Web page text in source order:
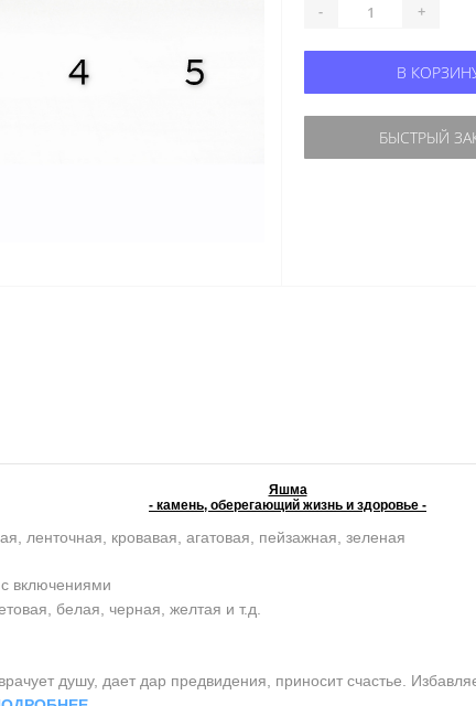
- +
В
БЫСТРЫЙ
Яшма
- камень, оберегающий жизнь и здоровье -
ленточная, кровавая, агатовая, пейзажная, зеленая
включениями
белая, черная, желтая и т.д.
душу, дает дар предвидения, приносит счастье.